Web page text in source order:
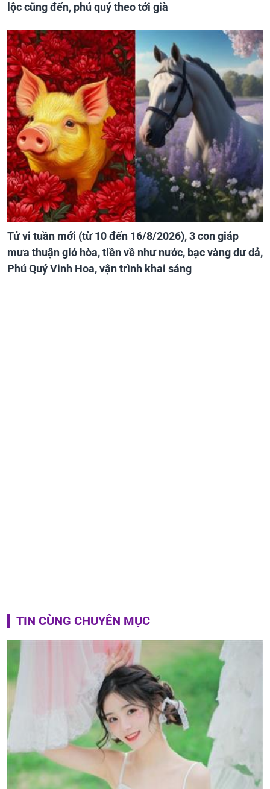
lộc cũng đến, phú quý theo tới già
Tử vi tuần mới (từ 10 đến 16/8/2026), 3 con giáp
mưa thuận gió hòa, tiền về như nước, bạc vàng dư dả,
Phú Quý Vinh Hoa, vận trình khai sáng
TIN CÙNG CHUYÊN MỤC